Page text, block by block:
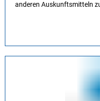
anderen Auskunftsmitteln